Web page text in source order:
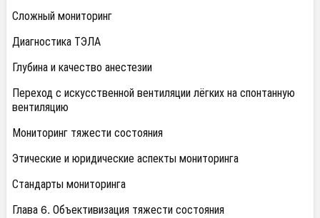
Сложный мониторинг
Диагностика ТЭЛА
Глубина и качество анестезии
Переход с искусственной вентиляции лёгких на спонтанную
вентиляцию
Мониторинг тяжести состояния
Этические и юридические аспекты мониторинга
Стандарты мониторинга
Глава 6. Объективизация тяжести состояния